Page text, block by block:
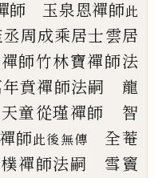
師 玉泉恩禪師此
周成乘居士雲居
師竹林寶禪師法
賁禪師法嗣 龍
童從瑾禪師 智
師此後無傳
全菴
禪師法嗣 雪竇